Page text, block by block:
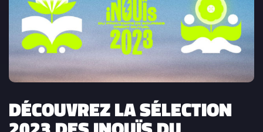
DÉCOUVREZ LA SÉLECTION